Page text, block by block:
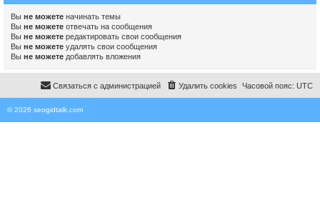
Вы не можете начинать темы
Вы не можете отвечать на сообщения
Вы не можете редактировать свои сообщения
Вы не можете удалять свои сообщения
Вы не можете добавлять вложения
Часовой пояс: UTC
Удалить cookies
Связаться с администрацией
© 2026 seogidtalk.com